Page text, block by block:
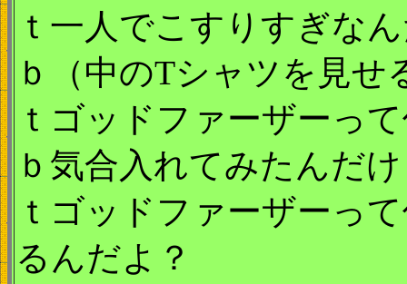
ｔ一人でこすりすぎな
ｂ（中のTシャツを見せ
ｔゴッドファーザーっ
ｂ気合入れてみたんだ
ｔゴッドファーザーっ
るんだよ？